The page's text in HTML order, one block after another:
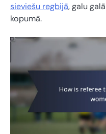
sieviešu regbijā, galu
kopumā.